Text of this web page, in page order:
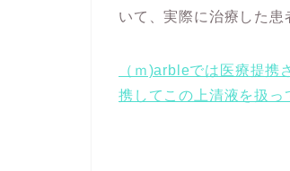
いて、実際に治療した患
（ｍ)arbleでは医療提携
携してこの上清液を扱っ